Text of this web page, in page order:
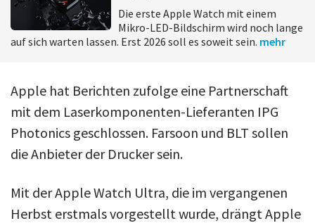
Die erste Apple Watch mit einem
Mikro-LED-Bildschirm wird noch lange
auf sich warten lassen. Erst 2026 soll es soweit sein. mehr
Apple hat Berichten zufolge eine Partnerschaft
mit dem Laserkomponenten-Lieferanten IPG
Photonics geschlossen. Farsoon und BLT sollen
die Anbieter der Drucker sein.
Mit der Apple Watch Ultra, die im vergangenen
Herbst erstmals vorgestellt wurde, drängt Apple